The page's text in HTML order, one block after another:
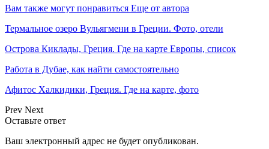
Вам также могут понравиться Еще от автора
Термальное озеро Вульягмени в Греции. Фото, отели
Острова Киклады, Греция. Где на карте Европы, список
Работа в Дубае, как найти самостоятельно
Афитос Халкидики, Греция. Где на карте, фото
Prev Next
Оставьте ответ
Ваш электронный адрес не будет опубликован.